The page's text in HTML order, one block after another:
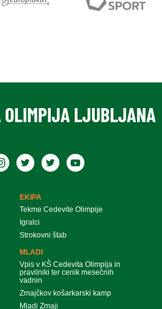
EKIPA
Tekme Cedevite Olimpije
Igralci
Strokovni štab
MLADI
Vpis v KŠ Cedevita Olimpija in
pravilniki ter cenik mesečnih
vadnin
Zmajčkov košarkarski kamp
Mladi Zmaji